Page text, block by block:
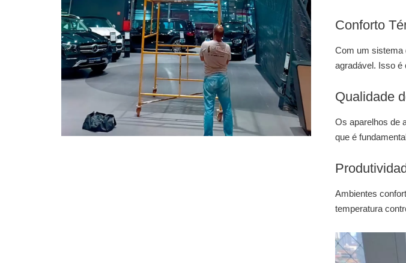
Conforto
Com um sistema
agradável. Isso é
Qualidade
Os aparelhos de
que é
Ambientes
temperatura